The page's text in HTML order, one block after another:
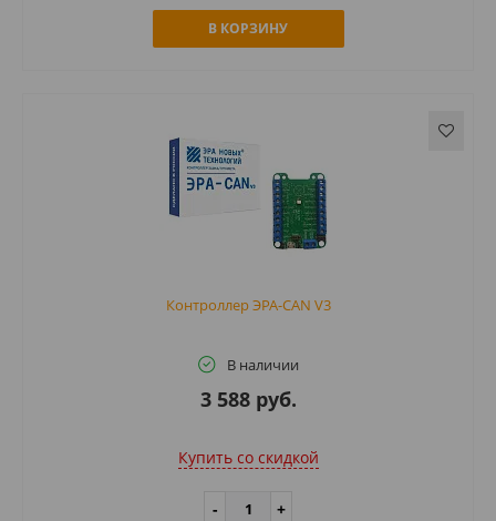
В КОРЗИНУ
Контроллер ЭРА-CAN V3
В наличии
3 588 руб.
Купить cо скидкой